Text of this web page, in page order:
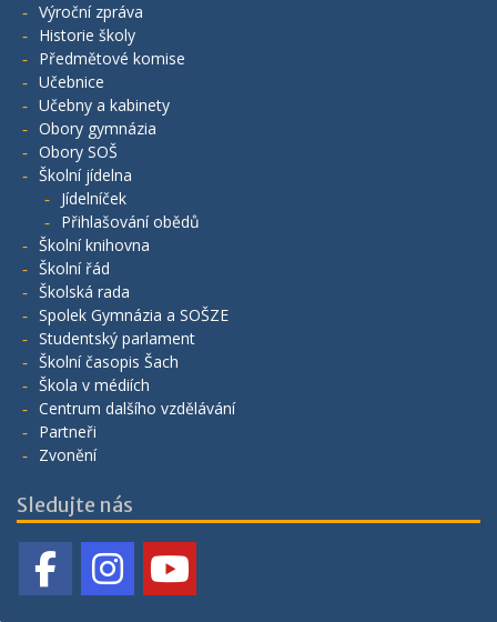
Výroční zpráva
Historie školy
Předmětové komise
Učebnice
Učebny a kabinety
Obory gymnázia
Obory SOŠ
Školní jídelna
Jídelníček
Přihlašování obědů
Školní knihovna
Školní řád
Školská rada
Spolek Gymnázia a SOŠZE
Studentský parlament
Školní časopis Šach
Škola v médiích
Centrum dalšího vzdělávání
Partneři
Zvonění
Sledujte nás